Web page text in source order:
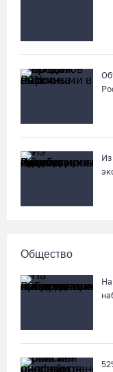
05.08.26 / 11:57
Полицейские
Курс на
05.08.26 / 11:36
Вологодская область
рождаемости
05.08.26 / 11:33
05.08.26 / 11:04
Общество